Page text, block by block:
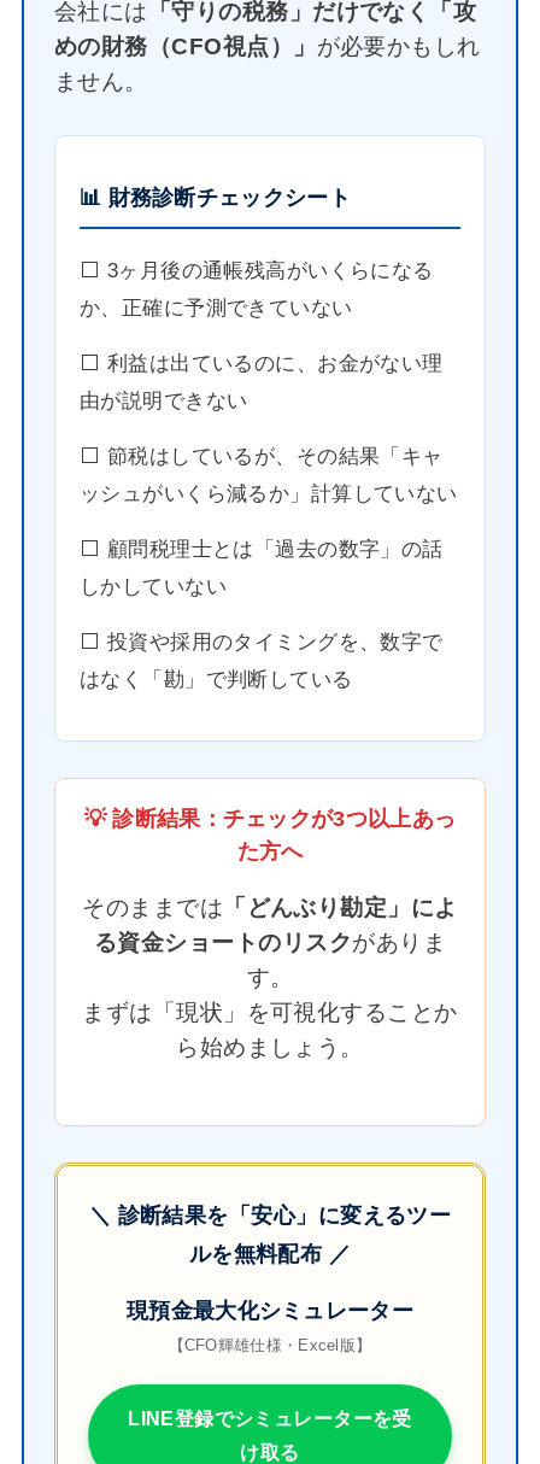
会社には 「守りの税務」だけでなく「攻
めの財務（CFO視点）」 が必要かもしれ
ません。
📊 財務診断チェックシート
⬜️ 3ヶ月後の通帳残高がいくらになる
か、正確に予測できていない
⬜️ 利益は出ているのに、お金がない理
由が説明できない
⬜️ 節税はしているが、その結果「キャ
ッシュがいくら減るか」計算していない
⬜️ 顧問税理士とは「過去の数字」の話
しかしていない
⬜️ 投資や採用のタイミングを、数字で
はなく「勘」で判断している
💡 診断結果：チェックが3つ以上あっ
た方へ
そのままでは 「どんぶり勘定」によ
る資金ショートのリスクがありま
す。
まずは「現状」を可視化することか
ら始めましょう。
＼ 診断結果を「安心」に変えるツー
ルを無料配布 ／
現預金最大化シミュレーター
【CFO輝雄仕様・Excel版】
LINE登録でシミュレーターを受
け取る